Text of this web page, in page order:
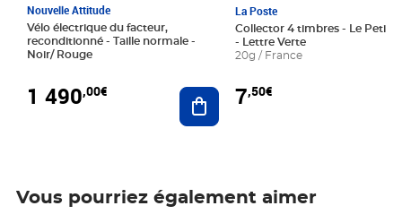
Nouvelle Attitude
Vélo électrique du facteur,
reconditionné - Taille normale -
Noir/ Rouge
1 490,00€ Ajouter au panier
La Poste
Collector 4 timbres - Le Petit
- Lettre Verte
20g / France
7,50€
Vous pourriez également aimer